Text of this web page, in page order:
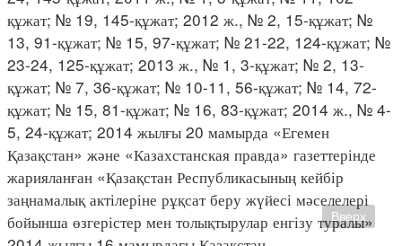
құжат; № 19, 145-құжат; 2012 ж., № 2, 15-құжат; №
13, 91-құжат; № 15, 97-құжат; № 21-22, 124-құжат; №
23-24, 125-құжат; 2013 ж., № 1, 3-құжат; № 2, 13-
құжат; № 7, 36-құжат; № 10-11, 56-құжат; № 14, 72-
құжат; № 15, 81-құжат; № 16, 83-құжат; 2014 ж., № 4-
5, 24-құжат; 2014 жылғы 20 мамырда «Егемен
Қазақстан» және «Казахстанская правда» газеттерінде
жарияланған «Қазақстан Республикасының кейбір
заңнамалық актілеріне рұқсат беру жүйесі мәселелері
бойынша өзгерістер мен толықтырулар енгізу туралы»
Вверх